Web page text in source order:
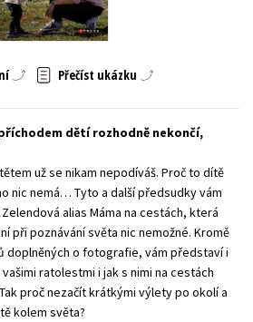
literatura
Všechny titulyPřečíst ukázku
dětí rozhodně nekončí,
už se nikam nepodíváš. Proč to dítě
nic nemá… Tyto a další předsudky vám
alias Máma na cestách, která
při poznávání světa nic nemožné. Kromě
doplněných o fotografie, vám představí i
ratolestmi i jak s nimi na cestách
proč nezačít krátkými výlety po okolí a
kolem světa?